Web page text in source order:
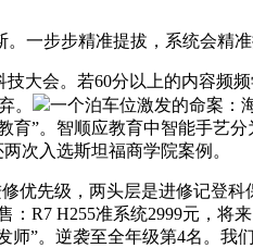
一步步精准提拔，系统会精准
会。若60分以上的内容频
。
一个泊车位激发的命案：
”。智顺应教育中智能手艺
次入选斯坦福商学院案例。
先级，两头层是进修记登科
R7 H255准系统2999元，将
”。逆袭至全年级第4名。我